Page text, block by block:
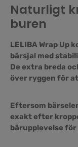
Naturligt
buren
LELIBA Wrap Up
bärsjal med
De extra breda
över ryggen för
Eftersom
exakt efter
bärupplevelse för